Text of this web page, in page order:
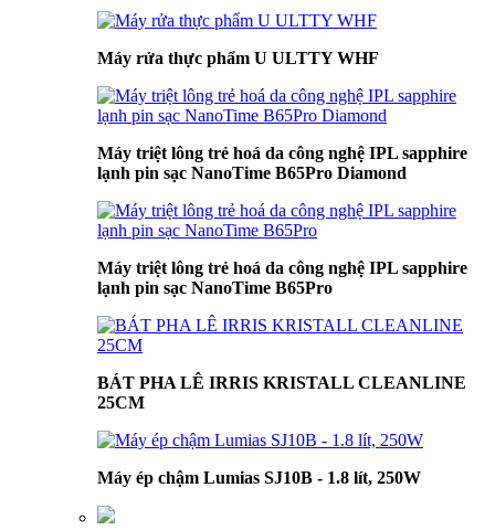
Máy rửa thực phẩm U ULTTY WHF
Máy triệt lông trẻ hoá da công nghệ IPL sapphire
lạnh pin sạc NanoTime B65Pro Diamond
Máy triệt lông trẻ hoá da công nghệ IPL sapphire
lạnh pin sạc NanoTime B65Pro
BÁT PHA LÊ IRRIS KRISTALL CLEANLINE
25CM
Máy ép chậm Lumias SJ10B - 1.8 lít, 250W